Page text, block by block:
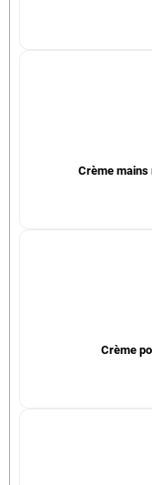
Crème mains
Crème